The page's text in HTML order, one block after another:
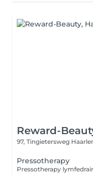
Reward-
97, Tingietersweg
Pressotherapy